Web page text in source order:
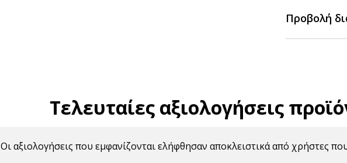
Προβολή
Τελευταίες αξιολογήσεις
Οι αξιολογήσεις που εμφανίζονται ελήφθησαν αποκλειστικά από χρήστες